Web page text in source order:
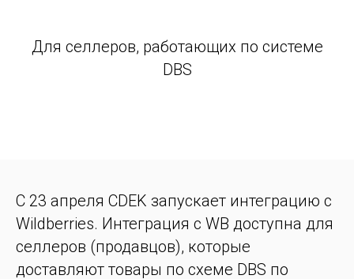
Для селлеров, работающих по системе
DBS
C 23 апреля CDEK запускает интеграцию с
Wildberries. Интеграция c WB доступна для
селлеров (продавцов), которые
доставляют товары по схеме DBS по